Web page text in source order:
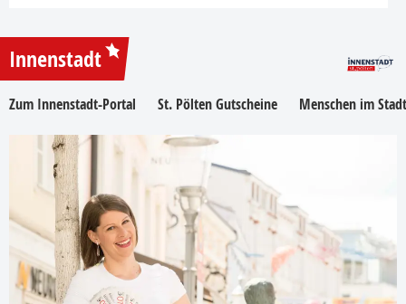
Innenstadt
Zum Innenstadt-Portal St. Pölten Gutscheine Menschen im